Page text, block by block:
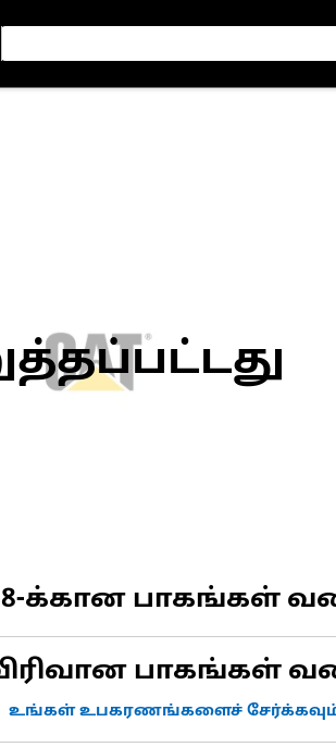
-க்கான பாகங்கள்
பாகங்கள்
உங்கள் உபகரணங்களைச்